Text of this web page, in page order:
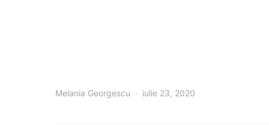
Melania Georgescu iulie 23, 2020